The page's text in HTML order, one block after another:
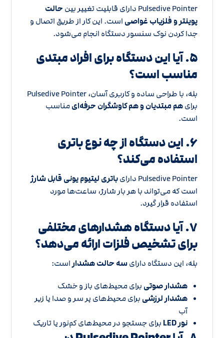
Pulsedive Pointer دارای قابلیت تغییر بین
حالت
پوینتر و فلزیاب غواصی است. این کار از طریق اتصال و
جدا کردن نوک سنسور دستگاه انجام می‌شود.
۵. آیا این دستگاه برای افراد مبتدی
مناسب است؟
بله، با طراحی ساده و کاربری آسان، Pulsedive Pointer
برایهم مبتدیان و هم کاوشگران حرفه‌ای مناسب
است.
۶. این دستگاه از چه نوع باتری
استفاده می‌کند؟
Pulsedive Pointer دارای باتری لیتیوم یونی قابل شارژ
است که می‌تواند با هر بار شارژ، ساعت‌ها مورد
استفاده قرار گیرد.
۷. آیا دستگاه هشدارهای مختلفی
برای تشخیص فلزات ارائه می‌دهد؟
بله، این دستگاه دارایسه حالت هشداراست:
هشدار صوتی برای محیط‌های باز و خشک
هشدار لرزشی برای محیط‌های پر سر و صدا یا زیر
آب
نور LED برای جستجو در محیط‌های کم‌نور یا تاریک